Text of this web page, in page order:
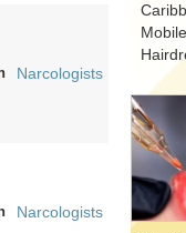
Mobile
Narcologists
Narcologists